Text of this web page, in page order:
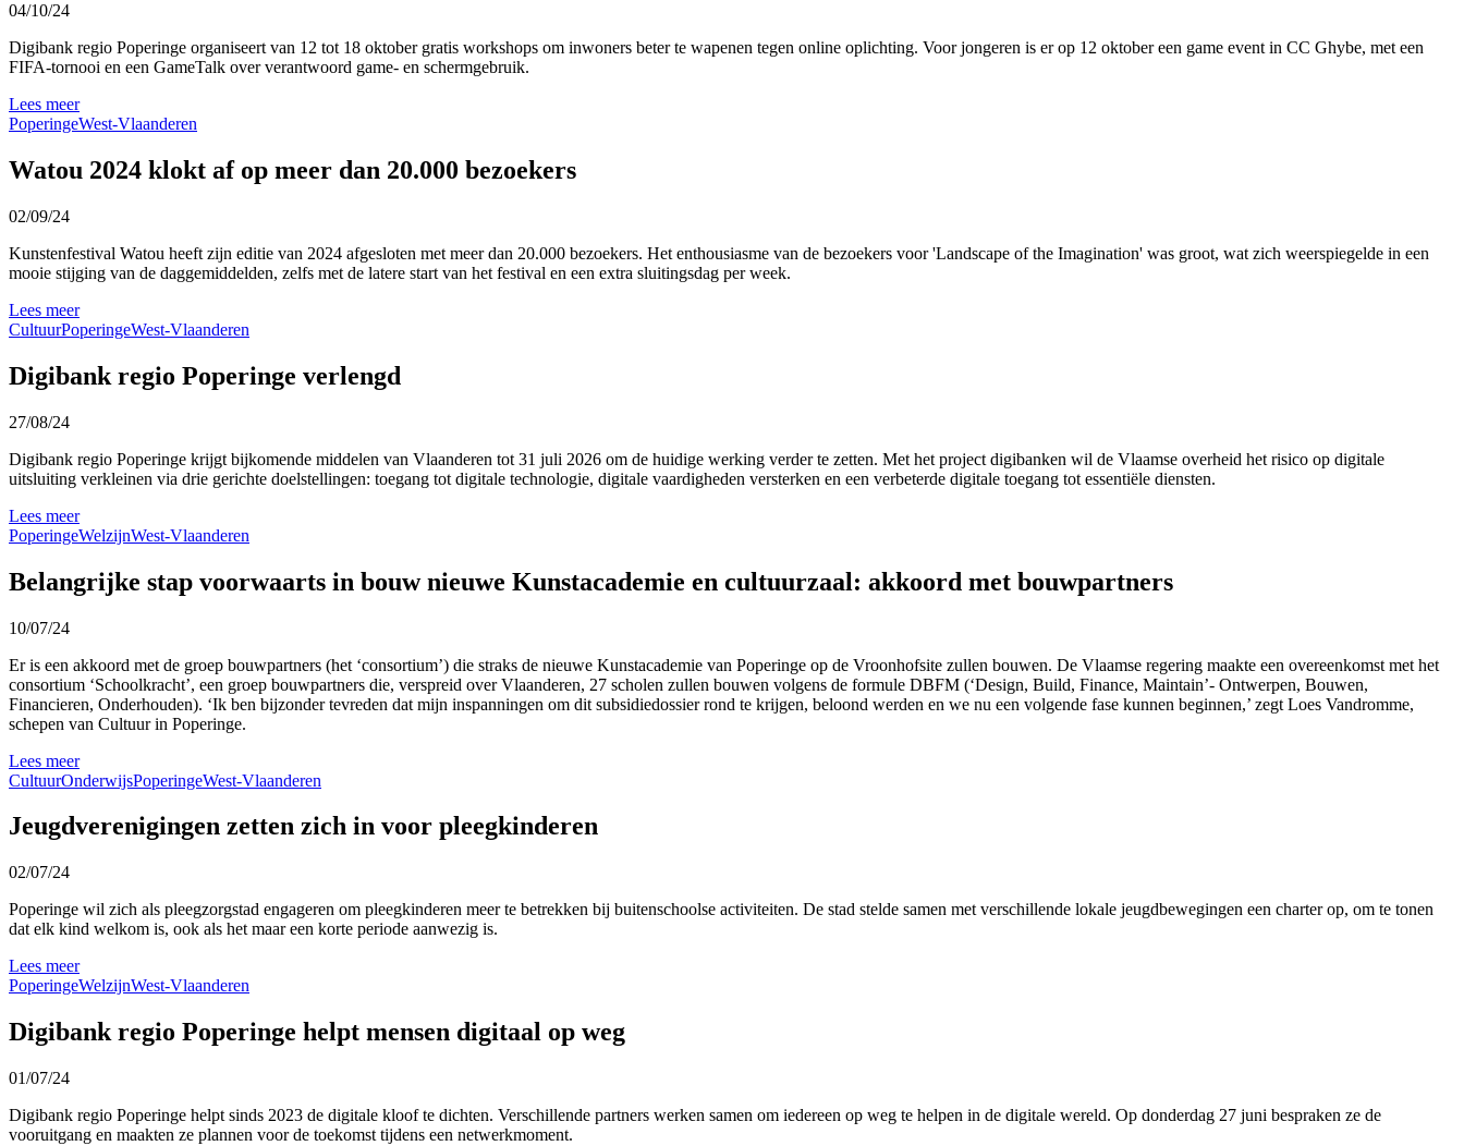
04/10/24
Digibank regio Poperinge organiseert van 12 tot 18 oktober gratis workshops om inwoners beter te wapenen tegen online oplichting. Voor jongeren is er op 12 oktober een game event in CC Ghybe, met een
FIFA-tornooi en een GameTalk over verantwoord game- en schermgebruik.
Lees meer
PoperingeWest-Vlaanderen
Watou 2024 klokt af op meer dan 20.000 bezoekers
02/09/24
Kunstenfestival Watou heeft zijn editie van 2024 afgesloten met meer dan 20.000 bezoekers. Het enthousiasme van de bezoekers voor 'Landscape of the Imagination' was groot, wat zich weerspiegelde in een
mooie stijging van de daggemiddelden, zelfs met de latere start van het festival en een extra sluitingsdag per week.
Lees meer
CultuurPoperingeWest-Vlaanderen
Digibank regio Poperinge verlengd
27/08/24
Digibank regio Poperinge krijgt bijkomende middelen van Vlaanderen tot 31 juli 2026 om de huidige werking verder te zetten. Met het project digibanken wil de Vlaamse overheid het risico op digitale
uitsluiting verkleinen via drie gerichte doelstellingen: toegang tot digitale technologie, digitale vaardigheden versterken en een verbeterde digitale toegang tot essentiële diensten.
Lees meer
PoperingeWelzijnWest-Vlaanderen
Belangrijke stap voorwaarts in bouw nieuwe Kunstacademie en cultuurzaal: akkoord met bouwpartners
10/07/24
Er is een akkoord met de groep bouwpartners (het ‘consortium’) die straks de nieuwe Kunstacademie van Poperinge op de Vroonhofsite zullen bouwen. De Vlaamse regering maakte een overeenkomst met het
consortium ‘Schoolkracht’, een groep bouwpartners die, verspreid over Vlaanderen, 27 scholen zullen bouwen volgens de formule DBFM (‘Design, Build, Finance, Maintain’- Ontwerpen, Bouwen,
Financieren, Onderhouden). ‘Ik ben bijzonder tevreden dat mijn inspanningen om dit subsidiedossier rond te krijgen, beloond werden en we nu een volgende fase kunnen beginnen,’ zegt Loes Vandromme,
schepen van Cultuur in Poperinge.
Lees meer
CultuurOnderwijsPoperingeWest-Vlaanderen
Jeugdverenigingen zetten zich in voor pleegkinderen
02/07/24
Poperinge wil zich als pleegzorgstad engageren om pleegkinderen meer te betrekken bij buitenschoolse activiteiten. De stad stelde samen met verschillende lokale jeugdbewegingen een charter op, om te tonen
dat elk kind welkom is, ook als het maar een korte periode aanwezig is.
Lees meer
PoperingeWelzijnWest-Vlaanderen
Digibank regio Poperinge helpt mensen digitaal op weg
01/07/24
Digibank regio Poperinge helpt sinds 2023 de digitale kloof te dichten. Verschillende partners werken samen om iedereen op weg te helpen in de digitale wereld. Op donderdag 27 juni bespraken ze de
vooruitgang en maakten ze plannen voor de toekomst tijdens een netwerkmoment.